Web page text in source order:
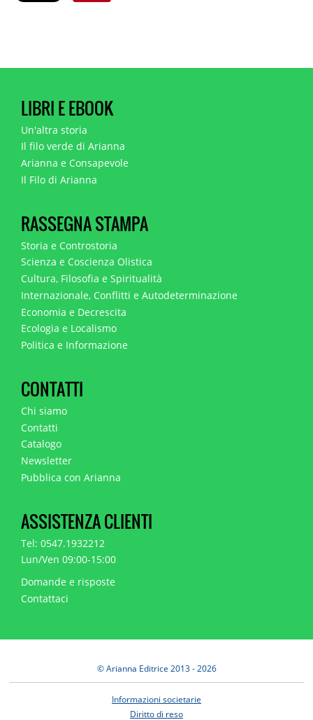
LIBRI E EBOOK
Un'altra storia
Il filo verde di Arianna
Arianna e Consapevole
Il Filo di Arianna
RASSEGNA STAMPA
Storia e Controstoria
Scienza e Coscienza Olistica
Cultura, Filosofia e Spiritualità
Internazionale, Conflitti e Autodeterminazione
Economia e Decrescita
Ecologia e Localismo
Politica e Informazione
CONTATTI
Chi siamo
Contatti
Catalogo
Newsletter
Pubblica con Arianna
ASSISTENZA CLIENTI
Tel: 0547.1932212
Lun/Ven 09:00-15:00
Domande e risposte
Contattaci
© Arianna Editrice 2013 - 2026
Informazioni societarie
Diritto di reso